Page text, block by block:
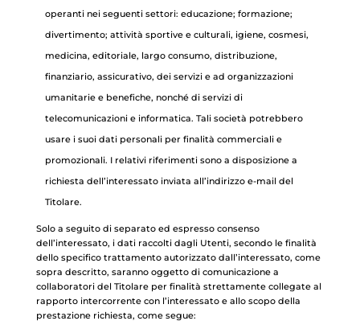
operanti nei seguenti settori: educazione; formazione;
divertimento; attività sportive e culturali, igiene, cosmesi,
medicina, editoriale, largo consumo, distribuzione,
finanziario, assicurativo, dei servizi e ad organizzazioni
umanitarie e benefiche, nonché di servizi di
telecomunicazioni e informatica. Tali società potrebbero
usare i suoi dati personali per finalità commerciali e
promozionali. I relativi riferimenti sono a disposizione a
richiesta dell’interessato inviata all’indirizzo e-mail del
Titolare.
Solo a seguito di separato ed espresso consenso
dell’interessato, i dati raccolti dagli Utenti, secondo le finalità
dello specifico trattamento autorizzato dall’interessato, come
sopra descritto, saranno oggetto di comunicazione a
collaboratori del Titolare per finalità strettamente collegate al
rapporto intercorrente con l’interessato e allo scopo della
prestazione richiesta, come segue: